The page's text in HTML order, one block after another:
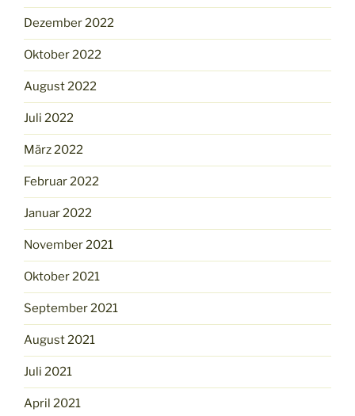
Dezember 2022
Oktober 2022
August 2022
Juli 2022
März 2022
Februar 2022
Januar 2022
November 2021
Oktober 2021
September 2021
August 2021
Juli 2021
April 2021